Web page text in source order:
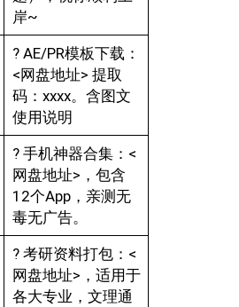
岸~
? AE/PR模板下载：
<网盘地址> 提取
码：xxxx。含图文
使用说明
? 手机神器合集：<
网盘地址>，包含
12个App，亲测无
毒无广告。
? 考研资料打包：<
网盘地址>，适用于
各大专业，文理通